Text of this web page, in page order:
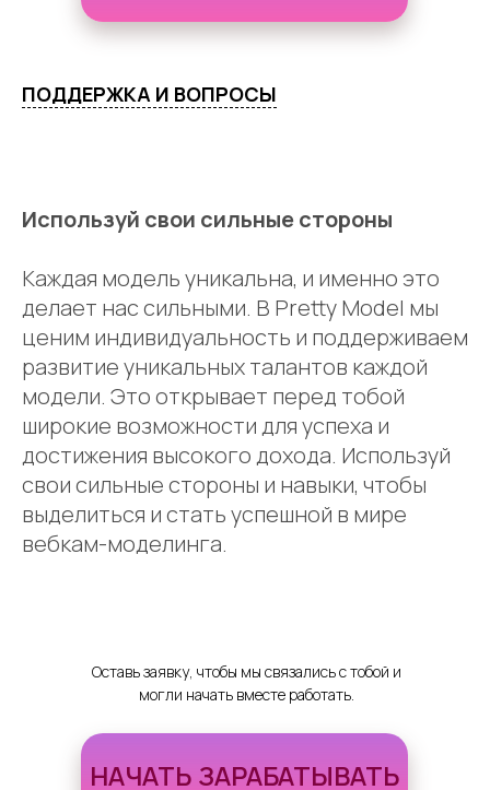
ПОДДЕРЖКА И ВОПРОСЫ
Используй свои сильные стороны
Каждая модель уникальна, и именно это
делает нас сильными. В Pretty Model мы
ценим индивидуальность и поддерживаем
развитие уникальных талантов каждой
модели. Это открывает перед тобой
широкие возможности для успеха и
достижения высокого дохода. Используй
свои сильные стороны и навыки, чтобы
выделиться и стать успешной в мире
вебкам-моделинга.
Оставь заявку, чтобы мы связались с тобой и
могли начать вместе работать.
НАЧАТЬ ЗАРАБАТЫВАТЬ